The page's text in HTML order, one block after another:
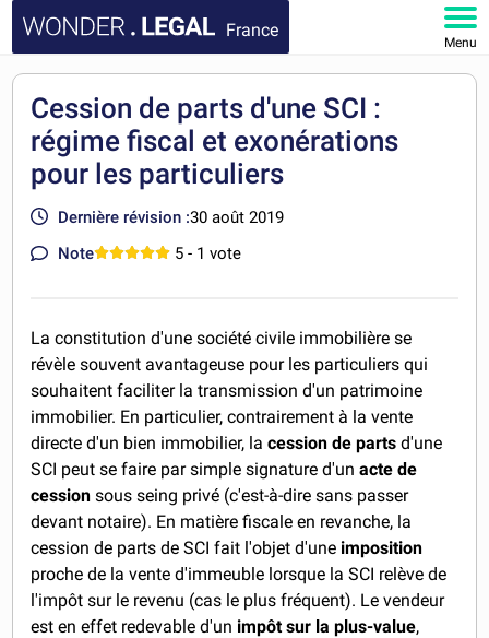
France
Menu
DOCUMENTS
FAQ
MON COMPTE
Cession de parts d'une SCI :
régime fiscal et exonérations
pour les particuliers
Dernière révision :30 août 2019
Note
5 - 1 vote
La constitution d'une société civile immobilière se
révèle souvent avantageuse pour les particuliers qui
souhaitent faciliter la transmission d'un patrimoine
immobilier. En particulier, contrairement à la vente
directe d'un bien immobilier, lacession de parts d'une
SCI peut se faire par simple signature d'unacte de
cession sous seing privé (c'est-à-dire sans passer
devant notaire). En matière fiscale en revanche, la
cession de parts de SCI fait l'objet d'une imposition
proche de la vente d'immeuble lorsque la SCI relève de
l'impôt sur le revenu (cas le plus fréquent). Le vendeur
est en effet redevable d'un impôt sur la plus-value,